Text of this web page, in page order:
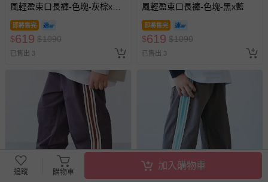
風輕盈束口長褲-色塊-灰棕x磚
橘
即將售完
$619 $1090
已售出 3
風輕盈束口長褲-色塊-黑x藍
即將售完
$619 $1090
已售出 3
追蹤 購物車
加入購物車